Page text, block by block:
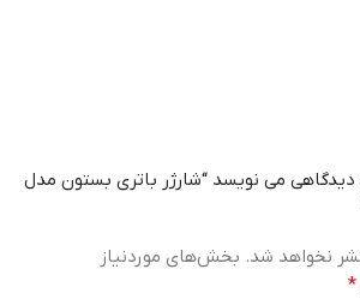
می نویسد “شارژر باتری بستون مدل
نخواهد شد. بخش‌های موردنیاز
*